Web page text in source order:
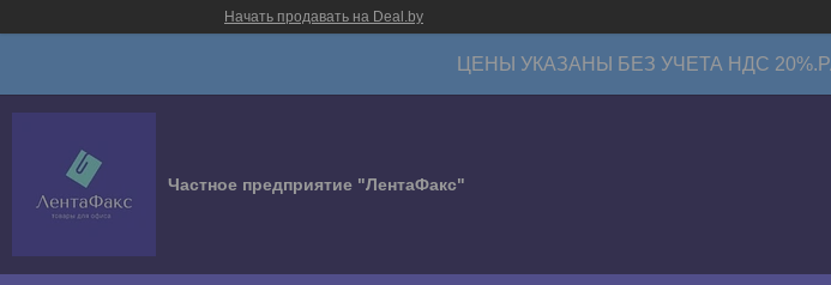
Начать продавать на Deal.by
ЦЕНЫ УКАЗАНЫ БЕЗ УЧЕТА НДС
Частное предприятие "ЛентаФакс"